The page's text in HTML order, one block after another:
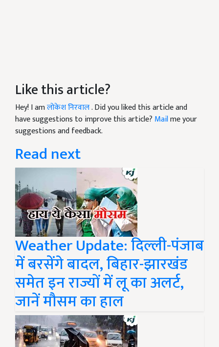
Like this article?
Hey! I amलोकेश निरवाल. Did you liked this article and
have suggestions to improve this article? Mailme your
suggestions and feedback.
Read next
Weather Update: दिल्ली-पंजाब
में बरसेंगे बादल, बिहार-झारखंड
समेत इन राज्यों में लू का अलर्ट,
जानें मौसम का हाल